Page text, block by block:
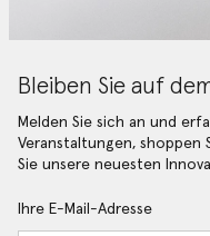
Bleiben Sie auf
Melden Sie sich an und
Veranstaltungen, shoppen
Sie unsere neuesten
Ihre E-Mail-Adresse